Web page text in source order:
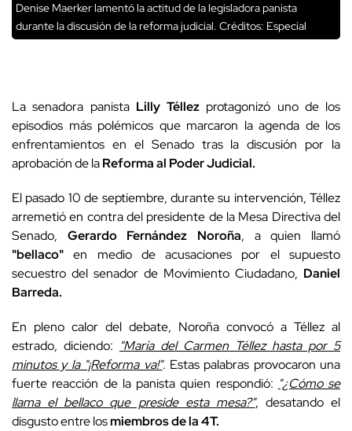
Denise Maerker lamentó la actitud de la legisladora panista
durante la discusión de la reforma judicial. Créditos: Especial
La senadora panista Lilly Téllez protagonizó uno de los
episodios más polémicos que marcaron la agenda de los
enfrentamientos en el Senado tras la discusión por la
aprobación de laReforma al Poder Judicial.
El pasado 10 de septiembre, durante su intervención, Téllez
arremetió en contra del presidente de la Mesa Directiva del
Senado, Gerardo Fernández Noroña, a quien llamó
"bellaco"en medio de acusaciones por el supuesto
secuestro del senador de Movimiento Ciudadano, Daniel
Barreda.
En pleno calor del debate, Noroña convocó a Téllez al
estrado, diciendo: "María del Carmen Téllez hasta por 5
minutos y la "¡Reforma va!". Estas palabras provocaron una
fuerte reacción de la panista quien respondió: "¿Cómo se
llama el bellaco que preside esta mesa?", desatando el
disgusto entre losmiembros de la 4T.